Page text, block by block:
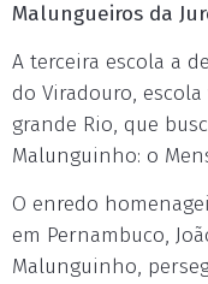
Malungueiros da
A terceira escola a
do Viradouro,
grande Rio, que
Malunguinho: o
O enredo
em Pernambuco,
Malunguinho,